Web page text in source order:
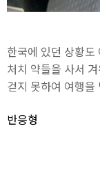
한국에 있던 상황
처치 약들을 사서
걷지 못하여 여행
반응형